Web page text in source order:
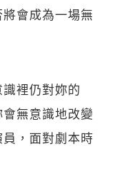
將會成為一場無
裡仍對妳的
會無意識地改變
，面對劇本時